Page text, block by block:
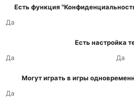
Есть функция
Да
Есть настройка
Да
Да
Могут играть в игры
Да